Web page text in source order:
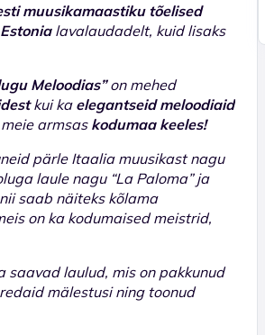
muusikamaastiku tõelised
lavalaudadelt, kuid lisaks
Meloodias”on mehed
kui ka elegantseid meloodiaid
armsas kodumaa keeles!
pärle Itaalia muusikast nagu
laule nagu “La Paloma” ja
saab näiteks kõlama
on ka kodumaised meistrid,
laulud, mis on pakkunud
mälestusi ning toonud